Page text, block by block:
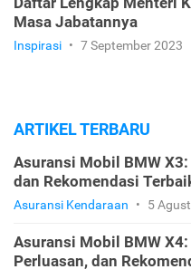
Masa Jabatannya
Inspirasi • 7 September 2023
ARTIKEL TERBARU
Asuransi Mobil BMW
dan Rekomendasi
Asuransi Kendaraan • 5
Asuransi Mobil BMW
Perluasan, dan